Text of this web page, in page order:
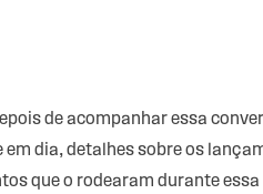
de acompanhar essa
dia, detalhes sobre os
que o rodearam durante essa